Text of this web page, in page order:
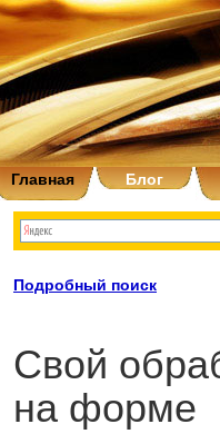
Главная Блог
Подробный поиск
Свой
на форме